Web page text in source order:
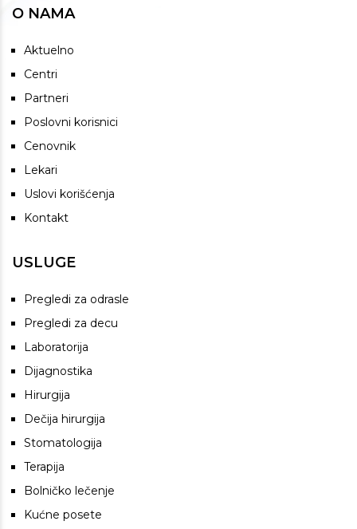
O NAMA
Aktuelno
Centri
Partneri
Poslovni korisnici
Cenovnik
Lekari
Uslovi korišćenja
Kontakt
USLUGE
Pregledi za odrasle
Pregledi za decu
Laboratorija
Dijagnostika
Hirurgija
Dečija hirurgija
Stomatologija
Terapija
Bolničko lečenje
Kućne posete